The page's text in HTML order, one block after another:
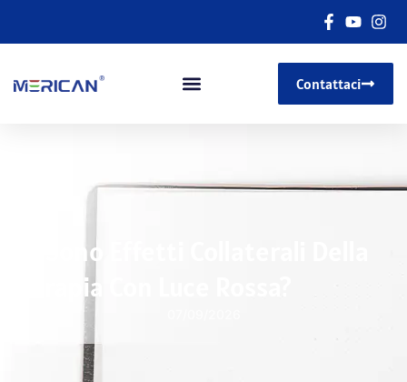
Contattaci
Ci Sono Effetti Collaterali Della
Terapia Con Luce Rossa?